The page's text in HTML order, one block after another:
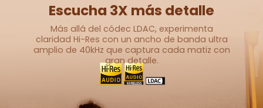
Escucha 3X más detalle
Más allá del códec LDAC, experimenta
claridad Hi-Res con un ancho de banda ultra
amplio de 40kHz que captura cada matiz con
gran detalle.